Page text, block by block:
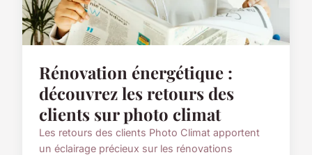
Rénovation énergétique :
découvrez les retours des
clients sur photo climat
Les retours des clients Photo Climat apportent
un éclairage précieux sur les rénovations